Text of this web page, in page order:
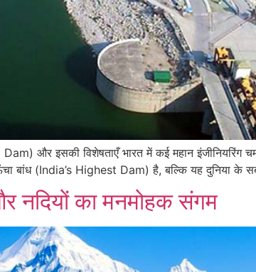
और इसकी विशेषताएँ भारत में कई महान इंजीनियरिंग
बांध (India’s Highest Dam) है, बल्कि यह दुनिया
नदियों का मनमोहक संगम